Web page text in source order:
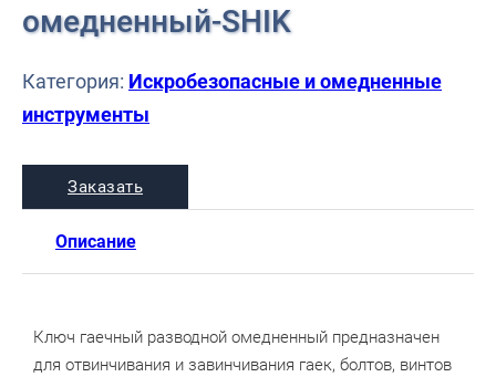
омедненный-SHIK
Категория: Искробезопасные и омедненные
инструменты
Заказать
Описание
Ключ гаечный разводной омедненный предназначен
для отвинчивания и завинчивания гаек, болтов, винтов